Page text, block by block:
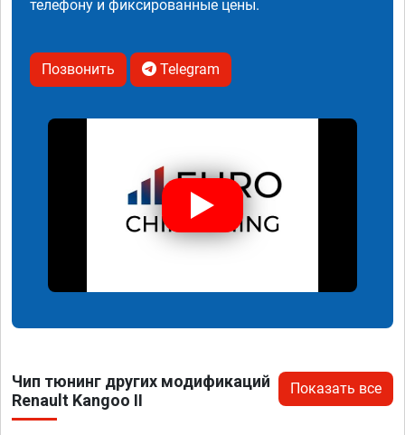
телефону и фиксированные цены.
Позвонить Telegram
Чип тюнинг других модификаций
Renault Kangoo II
Показать все